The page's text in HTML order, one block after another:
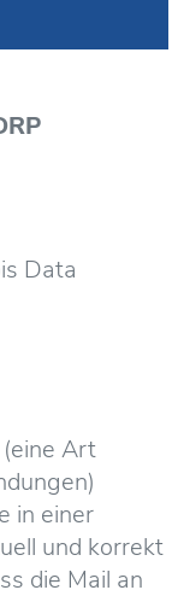
Data
Art
in einer
und korrekt
die Mail an